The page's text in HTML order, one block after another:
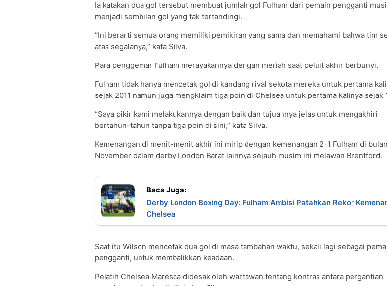
Ia katakan dua gol tersebut membuat jumlah gol Fulham dari pemain pengganti
menjadi sembilan gol yang tak tertandingi.
“Ini berarti semua orang memiliki pemikiran yang sama dan memahami bahwa tim
atas segalanya,” kata Silva.
Para penggemar Fulham merayakannya dengan meriah saat peluit akhir berbunyi.
Fulham tidak hanya mencetak gol di kandang rival sekota mereka untuk pertama
sejak 2011 namun juga mengklaim tiga poin di Chelsea untuk pertama kalinya sejak
“Saya pikir kami melakukannya dengan baik dan tujuannya jelas untuk mengakhiri
bertahun-tahun tanpa tiga poin di sini,” kata Silva.
Kemenangan di menit-menit akhir ini mirip dengan kemenangan 2-1 Fulham di bulan
November dalam derby London Barat lainnya sejauh musim ini melawan Brentford.
Baca Juga:
Derby London Boxing Day: Fulham Ambisi Patahkan Rekor
Chelsea
Saat itu Wilson mencetak dua gol di masa tambahan waktu, sekali lagi sebagai
pengganti, untuk membalikkan keadaan.
Pelatih Chelsea Maresca didesak oleh wartawan tentang kontras antara pergantian